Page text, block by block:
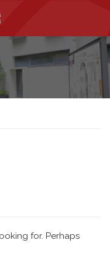
for. Perhaps